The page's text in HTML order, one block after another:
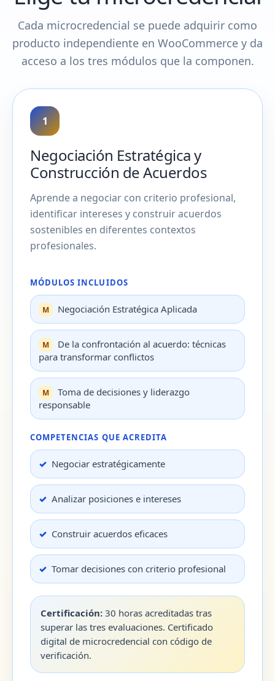
Cada microcredencial se puede adquirir como
producto independiente en WooCommerce y da
acceso a los tres módulos que la componen.
1
Negociación Estratégica y
Construcción de Acuerdos
Aprende a negociar con criterio profesional,
identificar intereses y construir acuerdos
sostenibles en diferentes contextos
profesionales.
MÓDULOS INCLUIDOS
Negociación Estratégica Aplicada
De la confrontación al acuerdo: técnicas
para transformar conflictos
Toma de decisiones y liderazgo
responsable
COMPETENCIAS QUE ACREDITA
Negociar estratégicamente
Analizar posiciones e intereses
Construir acuerdos eficaces
Tomar decisiones con criterio profesional
Certificación: 30 horas acreditadas tras
superar las tres evaluaciones. Certificado
digital de microcredencial con código de
verificación.